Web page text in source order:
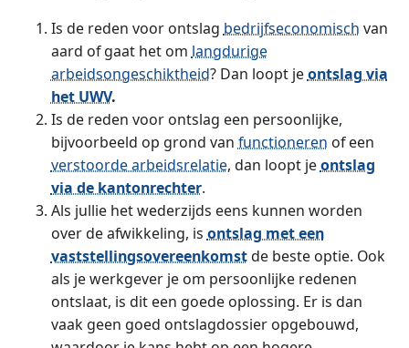
Is de reden voor ontslagbedrijfseconomisch van
aard of gaat het omlangdurige
arbeidsongeschiktheid? Dan loopt jeontslag via
het UWV.
Is de reden voor ontslag een persoonlijke,
bijvoorbeeld op grond vanfunctioneren of een
verstoorde arbeidsrelatie, dan loopt jeontslag
via de kantonrechter.
Als jullie het wederzijds eens kunnen worden
over de afwikkeling, isontslag met een
vaststellings­overeenkomstde beste optie. Ook
als je werkgever je om persoonlijke redenen
ontslaat, is dit een goede oplossing. Er is dan
vaak geen goed ontslagdossier opgebouwd,